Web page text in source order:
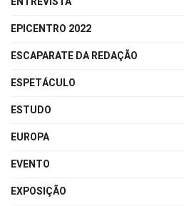
EPICENTRO 2022
ESCAPARATE DA REDAÇÃO
ESPETÁCULO
ESTUDO
EUROPA
EVENTO
EXPOSIÇÃO